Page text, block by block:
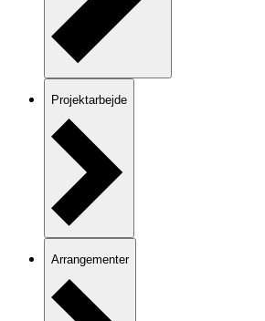
Projektarbejde
Arrangementer